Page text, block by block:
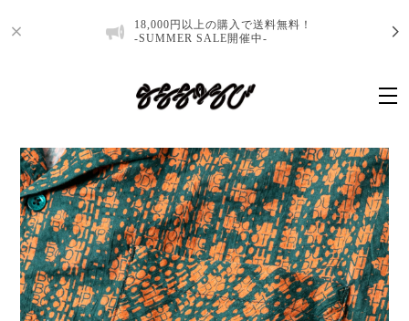
18,000円以上の購入で送料無料！
-SUMMER SALE開催中-